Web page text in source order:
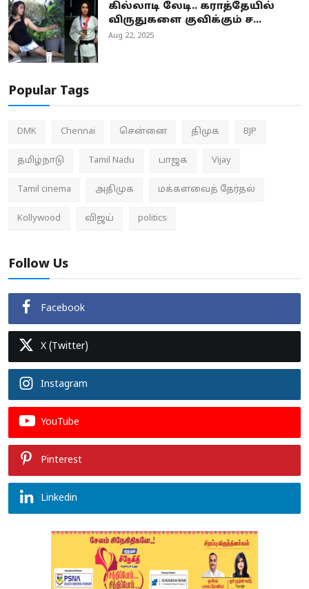
கில்லாடி லேடி.. கராத்தேயில்
விருதுகளை குவிக்கும் ச...
Aug 22, 2025
Popular Tags
DMK Chennai சென்னை திமுக BJP
தமிழ்நாடு Tamil Nadu பாஜக Vijay
Tamil cinema அதிமுக மக்களவைத் தேர்தல்
Kollywood விஜய் politics
Follow Us
Facebook
X (Twitter)
Instagram
YouTube
Pinterest
Linkedin